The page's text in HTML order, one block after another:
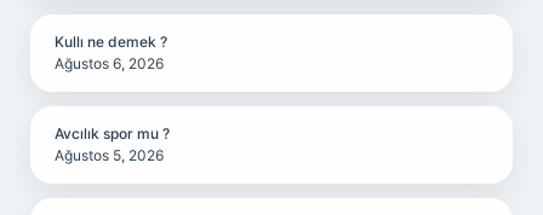
Kullı ne demek ?
Ağustos 6, 2026
Avcılık spor mu ?
Ağustos 5, 2026